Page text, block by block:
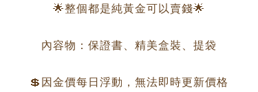
🌟整個都是純黃金可以賣錢🌟
內容物：保證書、精美盒裝、提袋
💲因金價每日浮動，無法即時更新價格